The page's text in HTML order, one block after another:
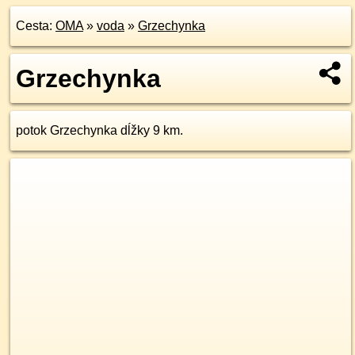
Cesta: OMA» voda » Grzechynka
Grzechynka
potok Grzechynka dĺžky 9 km.